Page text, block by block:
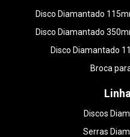
Disco Diamantado
Disco Diamantado
Disco Diamantado
Broca
Discos
Serras